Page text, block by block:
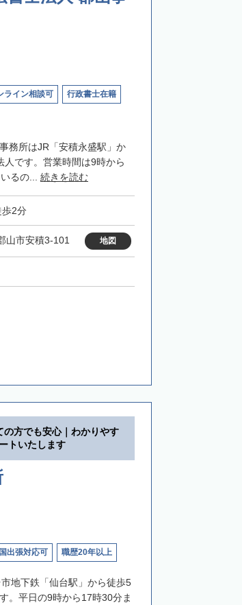
ライン相談可 行政書士在籍
務所はJR「安積永盛駅」か
人です。営業時間は9時から
るの... 続きを読む
2分
山市安積3-101 地図
の方でも安心｜わかりやす
トいたします
出張対応可 職歴20年以上
地下鉄「仙台駅」から徒歩5
。平日の9時から17時30分ま